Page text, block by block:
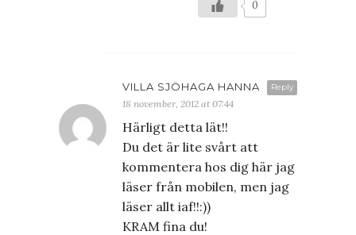
0
Reply
VILLA SJÖHAGA HANNA
18 november, 2012 at 07:44
Härligt detta lät!!
Du det är lite svårt att
kommentera hos dig här jag
läser från mobilen, men jag
läser allt iaf!!:))
KRAM fina du!